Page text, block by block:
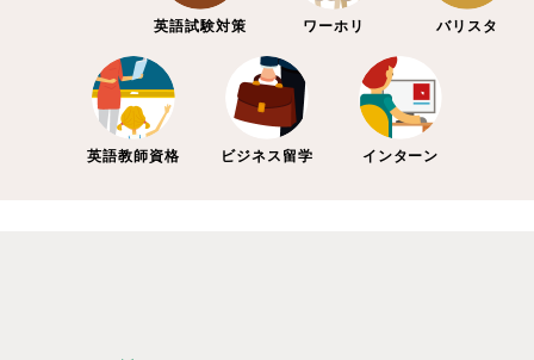
英語試験対策 ワーホリ バリスタ
英語教師資格 ビジネス留学 インターン